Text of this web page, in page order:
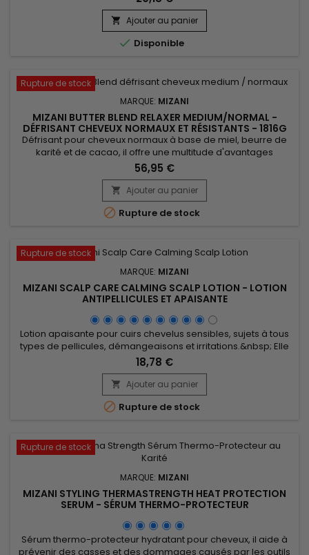
L'huile de tournesol nourrit en profondeur, tandis que la
camomille apaise le cuir chevelu.&nbsp; Le panthénol
renforce et hydrate les cheveux, réduisant la casse et les
pointes...
 Ajouter au panier
 Disponible
Rupture de stock
MARQUE: MIZANI
MIZANI BUTTER BLEND RELAXER MEDIUM/NORMAL -
DÉFRISANT CHEVEUX NORMAUX ET RÉSISTANTS - 1816G
Défrisant pour cheveux normaux à base de miel, beurre de
karité et de cacao, il offre une multitude d'avantages
professionnels. En plus de lisser les cheveux, Mizani Butter
Blend Relaxer Medium/Normal les nourrit en profondeur, les
laissant incroyablement doux et soyeux. Sa formule
hydratante aide à réduire les frisottis et à contrôler les
mèches...
56,95 €
 Ajouter au panier
 Rupture de stock
Rupture de stock
MARQUE: MIZANI
MIZANI SCALP CARE CALMING SCALP LOTION - LOTION
ANTIPELLICULES ET APAISANTE
Lotion apaisante pour cuirs chevelus sensibles, sujets à tous
types de pellicules, démangeaisons et irritations.&nbsp; Elle
agit tel un baume réconfortant qui apporte hydratation et
apaisement et contribue à éliminer les pellicules. Formulée à
l' huile de Menthe, Mizani Scalp Care Calming Scalp Lotion
stimule la circulation et offre une sensation de...
18,78 €
 Ajouter au panier
 Rupture de stock
Rupture de stock
MARQUE: MIZANI
MIZANI STYLING THERMASTRENGTH HEAT PROTECTION
SERUM - SÉRUM THERMO-PROTECTEUR
Sérum thermo-protecteur hydratant pour cheveux, il aide à
prévenir des casses et des dommages causés par les outils